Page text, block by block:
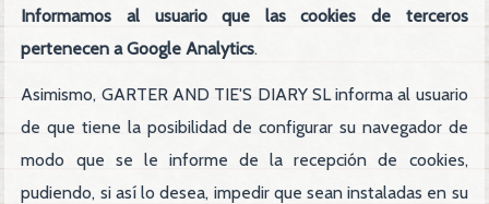
Informamos al usuario que las cookies de terceros
pertenecen a Google Analytics.
Asimismo, GARTER AND TIE'S DIARY SL informa al usuario
de que tiene la posibilidad de configurar su navegador de
modo que se le informe de la recepción de cookies,
pudiendo, si así lo desea, impedir que sean instaladas en su